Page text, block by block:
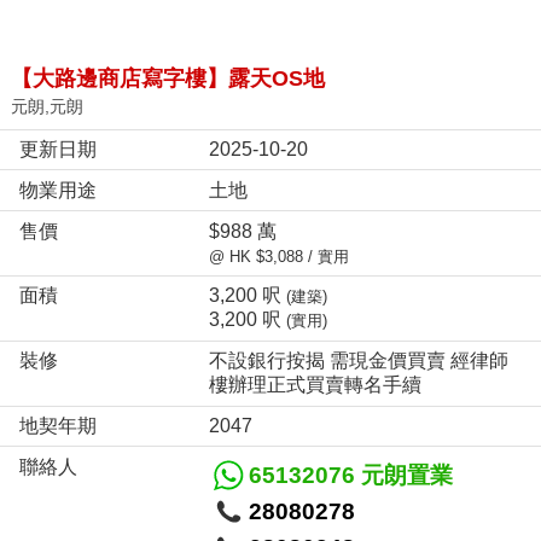
【大路邊商店寫字樓】露天OS地
元朗,元朗
更新日期
2025-10-20
物業用途
土地
售價
$988 萬
@ HK $3,088 / 實用
面積 3,200 呎 (建築)
3,200 呎 (實用)
裝修
不設銀行按揭 需現金價買賣 經律師
樓辦理正式買賣轉名手續
地契年期
2047
聯絡人
65132076 元朗置業
28080278